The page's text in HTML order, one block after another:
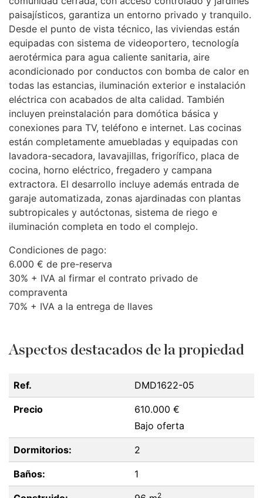
paisajísticos, garantiza un entorno privado y tranquilo.
Desde el punto de vista técnico, las viviendas están
equipadas con sistema de videoportero, tecnología
aerotérmica para agua caliente sanitaria, aire
acondicionado por conductos con bomba de calor en
todas las estancias, iluminación exterior e instalación
eléctrica con acabados de alta calidad. También
incluyen preinstalación para domótica básica y
conexiones para TV, teléfono e internet. Las cocinas
están completamente amuebladas y equipadas con
lavadora-secadora, lavavajillas, frigorífico, placa de
cocina, horno eléctrico, fregadero y campana
extractora. El desarrollo incluye además entrada de
garaje automatizada, zonas ajardinadas con plantas
subtropicales y autóctonas, sistema de riego e
iluminación completa en todo el complejo.
Condiciones de pago:
6.000 € de pre-reserva
30% + IVA al firmar el contrato privado de
compraventa
70% + IVA a la entrega de llaves
Aspectos destacados de la propiedad
Ref. DMD1622-05
Precio
610.000 €
Bajo oferta
Dormitorios: 2
Baños: 1
2